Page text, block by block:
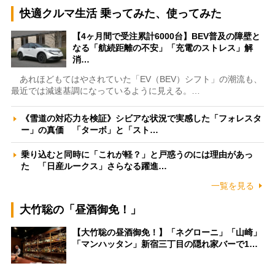
快適クルマ生活 乗ってみた、使ってみた
【4ヶ月間で受注累計6000台】BEV普及の障壁と
なる「航続距離の不安」「充電のストレス」解
消…
あれほどもてはやされていた「EV（BEV）シフト」の潮流も、
最近では減速基調になっているように見える。…
《雪道の対応力を検証》シビアな状況で実感した「フォレスタ
ー」の真価 「ターボ」と「スト…
乗り込むと同時に「これが軽？」と戸惑うのには理由があっ
た 「日産ルークス」さらなる躍進…
一覧を見る
大竹聡の「昼酒御免！」
【大竹聡の昼酒御免！】「ネグローニ」「山崎」
「マンハッタン」新宿三丁目の隠れ家バーで1…